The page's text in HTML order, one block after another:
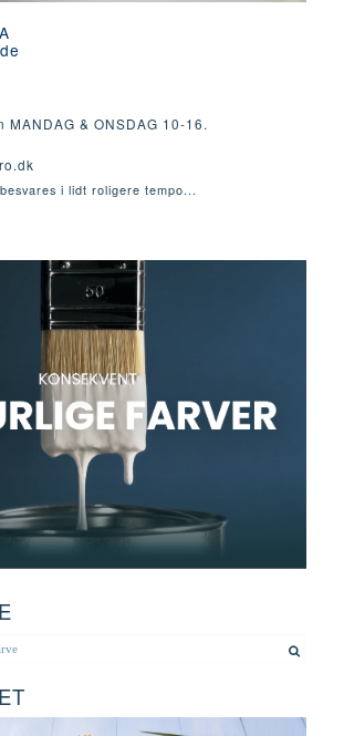
MANDAG & ONSDAG 10-16.
i lidt roligere tempo...